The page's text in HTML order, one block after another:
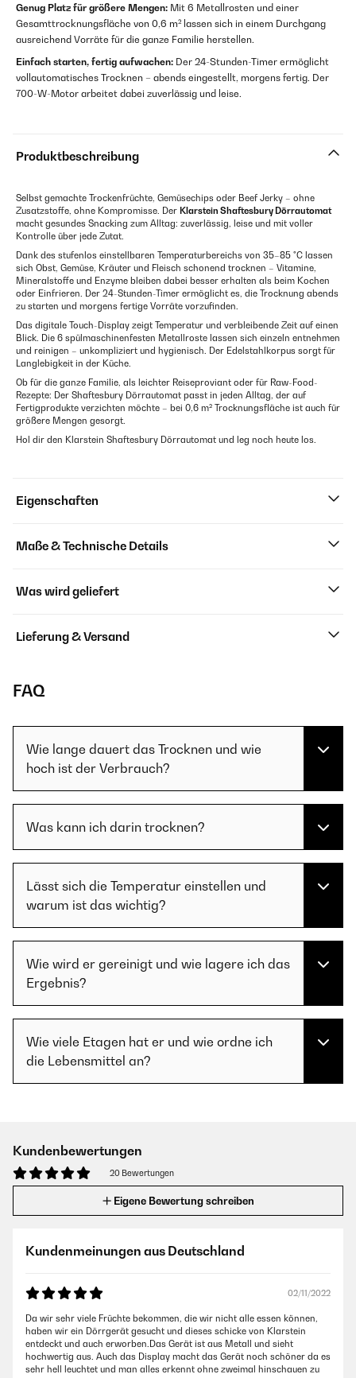
Genug Platz für größere Mengen: Mit 6 Metallrosten und einer
Gesamttrocknungsfläche von 0,6 m² lassen sich in einem Durchgang
ausreichend Vorräte für die ganze Familie herstellen.
Einfach starten, fertig aufwachen: Der 24-Stunden-Timer ermöglicht
vollautomatisches Trocknen – abends eingestellt, morgens fertig. Der
700-W-Motor arbeitet dabei zuverlässig und leise.
Produktbeschreibung
Selbst gemachte Trockenfrüchte, Gemüsechips oder Beef Jerky – ohne
Zusatzstoffe, ohne Kompromisse. Der Klarstein Shaftesbury Dörrautomat
macht gesundes Snacking zum Alltag: zuverlässig, leise und mit voller
Kontrolle über jede Zutat.
Dank des stufenlos einstellbaren Temperaturbereichs von 35–85 °C lassen
sich Obst, Gemüse, Kräuter und Fleisch schonend trocknen – Vitamine,
Mineralstoffe und Enzyme bleiben dabei besser erhalten als beim Kochen
oder Einfrieren. Der 24-Stunden-Timer ermöglicht es, die Trocknung abends
zu starten und morgens fertige Vorräte vorzufinden.
Das digitale Touch-Display zeigt Temperatur und verbleibende Zeit auf einen
Blick. Die 6 spülmaschinenfesten Metallroste lassen sich einzeln entnehmen
und reinigen – unkompliziert und hygienisch. Der Edelstahlkorpus sorgt für
Langlebigkeit in der Küche.
Ob für die ganze Familie, als leichter Reiseproviant oder für Raw-Food-
Rezepte: Der Shaftesbury Dörrautomat passt in jeden Alltag, der auf
Fertigprodukte verzichten möchte – bei 0,6 m² Trocknungsfläche ist auch für
größere Mengen gesorgt.
Hol dir den Klarstein Shaftesbury Dörrautomat und leg noch heute los.
Eigenschaften
Maße & Technische Details
Was wird geliefert
Lieferung & Versand
FAQ
Wie lange dauert das Trocknen und wie
hoch ist der Verbrauch?
Was kann ich darin trocknen?
Lässt sich die Temperatur einstellen und
warum ist das wichtig?
Wie wird er gereinigt und wie lagere ich das
Ergebnis?
Wie viele Etagen hat er und wie ordne ich
die Lebensmittel an?
Kundenbewertungen
20 Bewertungen
Eigene Bewertung schreiben
Kundenmeinungen aus Deutschland
02/11/2022
Da wir sehr viele Früchte bekommen, die wir nicht alle essen können,
haben wir ein Dörrgerät gesucht und dieses schicke von Klarstein
entdeckt und auch erworben.Das Gerät ist aus Metall und sieht
hochwertig aus. Auch das Display macht das Gerät noch schöner da es
sehr hell leuchtet und man alles erkennt ohne zweimal hinschauen zu